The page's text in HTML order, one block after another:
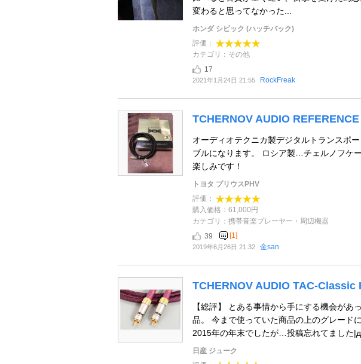
変わると思ってなかった...
ホンダ シビック (ハッチバック)
評価：
カテゴリ：その他
17
2021年1月24日 21:55 RockFreak
TCHERNOV AUDIO
オーディオテクニカ製デジタルトランスポ
ブルになります。 ロシア製…チェルノフケ
楽しみです！
トヨタ プリウスPHV
評価：
購入価格：61,000円
カテゴリ：携帯音楽プレーヤー・周辺機器
39
[1]
2019年6月26日 21:32 金san
TCHERNOV AUDIO TAC-Classic
【総評】 とある事情から手にする機会があ
品。 今まで使っていた商品の上のグレード
2015年の年末でしたが…投稿忘れてました|д
日産 ジューク